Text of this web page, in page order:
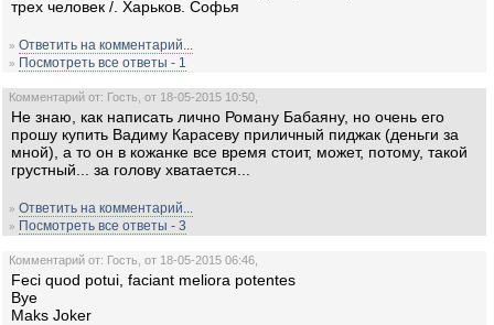
трех человек /. Харьков. Софья
» Ответить на комментарий...
» Посмотреть все ответы - 1
Комментарий от: Гость, от 18-05-2015 10:50,
Не знаю, как написать лично Роману Бабаяну, но очень его
прошу купить Вадиму Карасеву приличный пиджак (деньги за
мной), а то он в кожанке все время стоит, может, потому, такой
грустный... за голову хватается...
» Ответить на комментарий...
» Посмотреть все ответы - 3
Комментарий от: Гость, от 18-05-2015 06:46,
Feci quod potui, faciant meliora potentes
Bye
Maks Joker